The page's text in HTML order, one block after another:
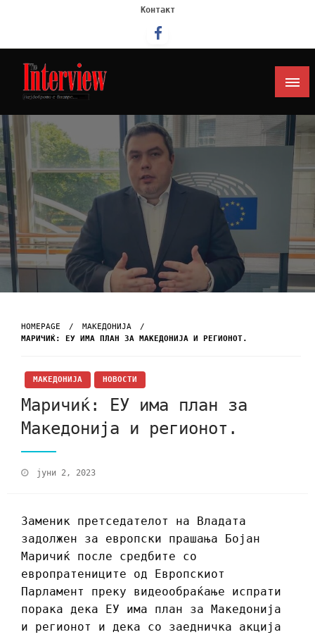
Контакт
Интервју
HOMEPAGE
МАКЕДОНИЈА
МАРИЧИЌ: ЕУ ИМА ПЛАН ЗА МАКЕДОНИЈА И РЕГИОНОТ.
МАКЕДОНИЈА НОВОСТИ
Маричиќ: ЕУ има план за
Македонија и регионот.
јуни 2, 2023
Заменик претседателот на Владата
задолжен за европски прашања Бојан
Маричиќ после средбите со
европратениците од Европскиот
Парламент преку видеообраќање испрати
порака дека ЕУ има план за Македонија
и регионот и дека со заедничка акција